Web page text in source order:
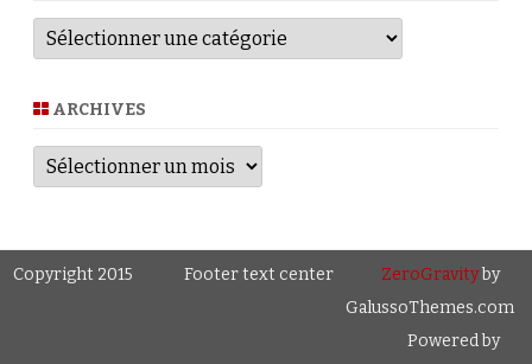
Catégories
ARCHIVES
Archives
Copyright 2015 Footer text center ZeroGravityby
GalussoThemes.com
Powered by